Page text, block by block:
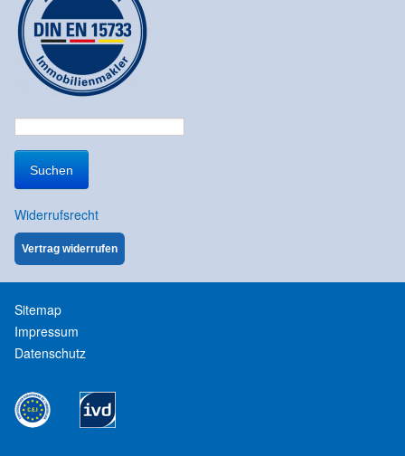
Suchen
nach:
Widerrufsrecht
Vertrag widerrufen
Sitemap
Impressum
Datenschutz